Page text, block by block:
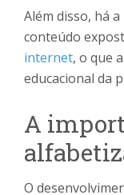
Além disso, há
conteúdo
internet, o que
educacional da
A
O